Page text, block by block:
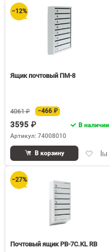
−12%
Ящик почтовый ПМ-8
4061 ₽ −466 ₽
3595 ₽
В наличии
Артикул: 74008010
В корзину
−27%
Почтовый ящик PB-7C.KL RB